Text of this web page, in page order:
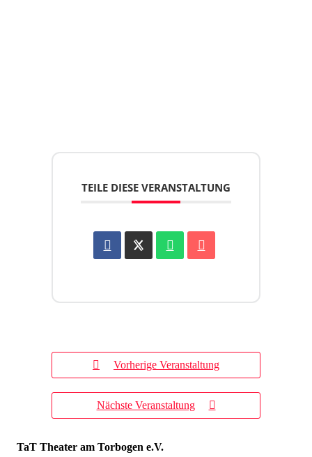
TEILE DIESE VERANSTALTUNG
Vorherige Veranstaltung
Nächste Veranstaltung
TaT Theater am Torbogen e.V.